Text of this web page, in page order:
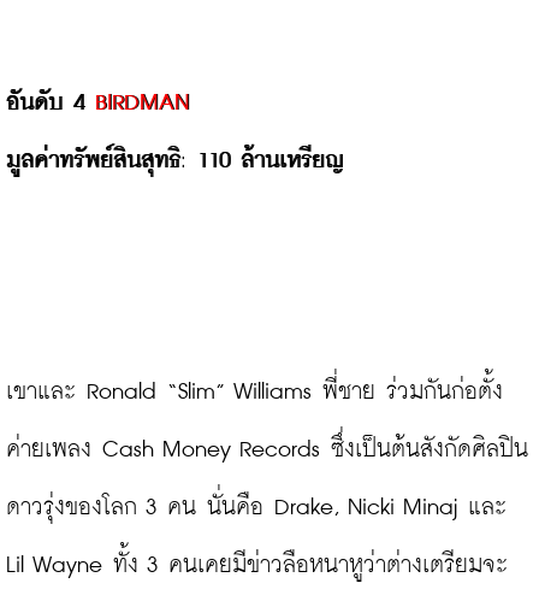
อันดับ 4 BIRDMAN
มูลค่าทรัพย์สินสุทธิ: 110 ล้านเหรียญ
เขาและ Ronald “Slim” Williams พี่ชาย ร่วมกันก่อตั้ง
ค่ายเพลง Cash Money Records ซึ่งเป็นต้นสังกัดศิลปิน
ดาวรุ่งของโลก 3 คน นั่นคือ Drake, Nicki Minaj และ
Lil Wayne ทั้ง 3 คนเคยมีข่าวลือหนาหูว่าต่างเตรียมจะ